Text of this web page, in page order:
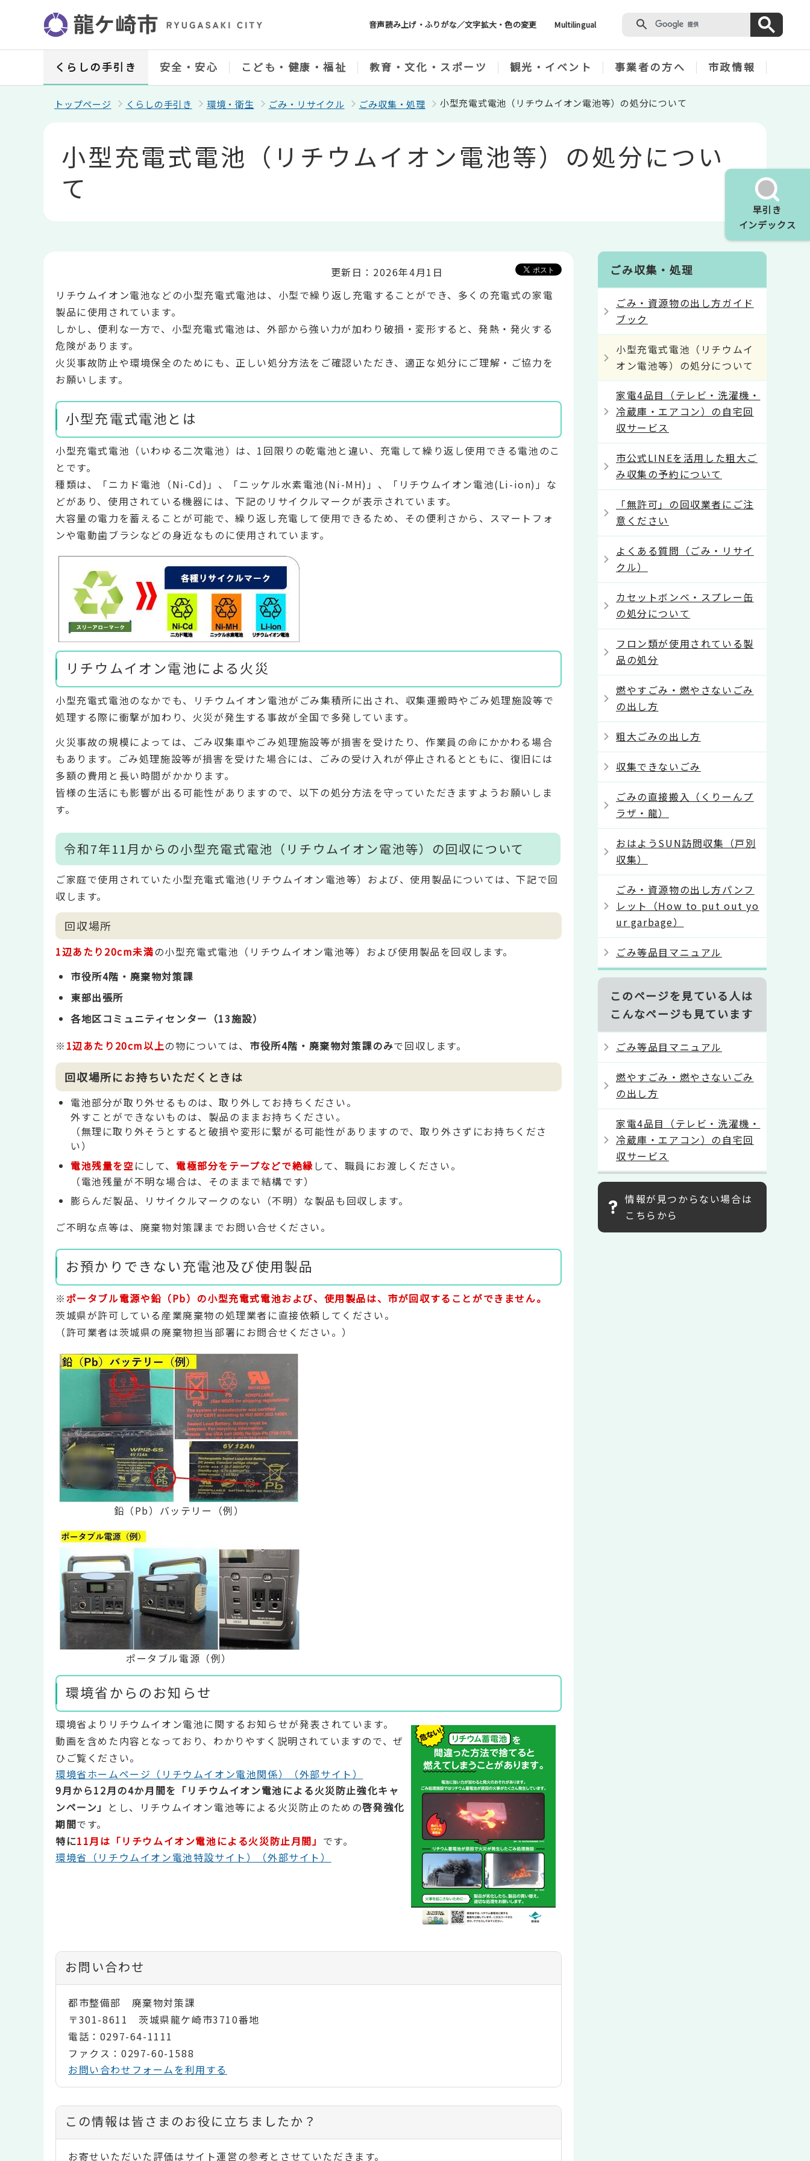
ジ
音声読み上げ・ふりがな／文字拡大・色の変更 Multilingual
早引き
インデックス
くらしの手引き 安全・安心 こども・健康・福祉 教育・文化・スポーツ 観光・イベント 事業者の方へ 市政情報
トップページ くらしの手引き 環境・衛生 ごみ・リサイクル ごみ収集・処理 小型充電式電池（リチウムイオン電池等）の処分について
小型充電式電池（リチウムイオン電池等）の処分につい
て
更新日：2026年4月1日
リチウムイオン電池などの小型充電式電池は、小型で繰り返し充電することができ、多くの充電式の家電
製品に使用されています。
しかし、便利な一方で、小型充電式電池は、外部から強い力が加わり破損・変形すると、発熱・発火する
危険があります。
火災事故防止や環境保全のためにも、正しい処分方法をご確認いただき、適正な処分にご理解・ご協力を
お願いします。
小型充電式電池とは
小型充電式電池（いわゆる二次電池）は、1回限りの乾電池と違い、充電して繰り返し使用できる電池のこ
とです。
種類は、「ニカド電池（Ni-Cd)」、「ニッケル水素電池(Ni-MH)」、「リチウムイオン電池(Li-ion)」な
どがあり、使用されている機器には、下記のリサイクルマークが表示されています。
大容量の電力を蓄えることが可能で、繰り返し充電して使用できるため、その便利さから、スマートフォ
ンや電動歯ブラシなどの身近なものに使用されています。
リチウムイオン電池による火災
小型充電式電池のなかでも、リチウムイオン電池がごみ集積所に出され、収集運搬時やごみ処理施設等で
処理する際に衝撃が加わり、火災が発生する事故が全国で多発しています。
火災事故の規模によっては、ごみ収集車やごみ処理施設等が損害を受けたり、作業員の命にかかわる場合
もあります。ごみ処理施設等が損害を受けた場合には、ごみの受け入れが停止されるとともに、復旧には
多額の費用と長い時間がかかります。
皆様の生活にも影響が出る可能性がありますので、以下の処分方法を守っていただきますようお願いしま
す。
令和7年11月からの小型充電式電池（リチウムイオン電池等）の回収について
ご家庭で使用されていた小型充電式電池(リチウムイオン電池等）および、使用製品については、下記で回
収します。
回収場所
1辺あたり20cm未満の小型充電式電池（リチウムイオン電池等）および使用製品を回収します。
市役所4階・廃棄物対策課
東部出張所
各地区コミュニティセンター（13施設）
※ 1辺あたり20cm以上の物については、 市役所4階・廃棄物対策課のみで回収します。
回収場所にお持ちいただくときは
電池部分が取り外せるものは、取り外してお持ちください。
外すことができないものは、製品のままお持ちください。
（無理に取り外そうとすると破損や変形に繋がる可能性がありますので、取り外さずにお持ちくださ
い）
電池残量を空にして、 電極部分をテープなどで絶縁して、職員にお渡しください。
（電池残量が不明な場合は、そのままで結構です）
膨らんだ製品、リサイクルマークのない（不明）な製品も回収します。
ご不明な点等は、廃棄物対策課までお問い合せください。
お預かりできない充電池及び使用製品
※ポータブル電源や鉛（Pb）の小型充電式電池および、使用製品は、市が回収することができません。
茨城県が許可している産業廃棄物の処理業者に直接依頼してください。
（許可業者は茨城県の廃棄物担当部署にお問合せください。）
鉛（Pb）バッテリー（例）
ポータブル電源（例）
環境省からのお知らせ
環境省よりリチウムイオン電池に関するお知らせが発表されています。
動画を含めた内容となっており、わかりやすく説明されていますので、ぜ
ひご覧ください。
環境省ホームページ（リチウムイオン電池関係）（外部サイト）
9月から12月の4か月間を「リチウムイオン電池による火災防止強化キャ
ンペーン」
とし、リチウムイオン電池等による火災防止のための啓発強化
期間です。
特に11月は「リチウムイオン電池による火災防止月間」 です。
環境省（リチウムイオン電池特設サイト）（外部サイト）
お問い合わせ
都市整備部 廃棄物対策課
〒301-8611 茨城県龍ケ崎市3710番地
電話：0297-64-1111
ファクス：0297-60-1588
お問い合わせフォームを利用する
コ
ン
この情報は皆さまのお役に立ちましたか？
お寄せいただいた評価はサイト運営の参考とさせていただきます。
ごみ収集・処理
ごみ・資源物の出し方ガイド
ブック
小型充電式電池（リチウムイ
オン電池等）の処分について
家電4品目（テレビ・洗濯機・
冷蔵庫・エアコン）の自宅回
収サービス
市公式LINEを活用した粗大ご
み収集の予約について
「無許可」の回収業者にご注
意ください
よくある質問（ごみ・リサイ
クル）
カセットボンベ・スプレー缶
の処分について
フロン類が使用されている製
品の処分
燃やすごみ・燃やさないごみ
の出し方
粗大ごみの出し方
収集できないごみ
ごみの直接搬入（くりーんプ
ラザ・龍）
おはようSUN訪問収集（戸別
収集）
ごみ・資源物の出し方パンフ
レット（How to put out yo
ur garbage）
ごみ等品目マニュアル
このページを見ている人は
こんなページも見ています
ごみ等品目マニュアル
燃やすごみ・燃やさないごみ
の出し方
家電4品目（テレビ・洗濯機・
冷蔵庫・エアコン）の自宅回
収サービス
情報が見つからない場合は
こちらから